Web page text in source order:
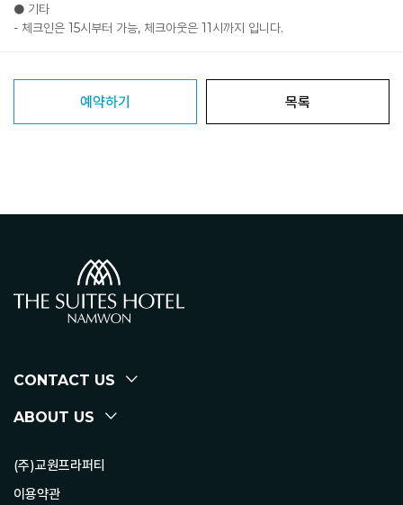
● 기타
- 체크인은 15시부터 가능, 체크아웃은 11시까지 입니다.
예약하기 목록
CONTACT US
ABOUT US
(주)교원프라퍼티
이용약관